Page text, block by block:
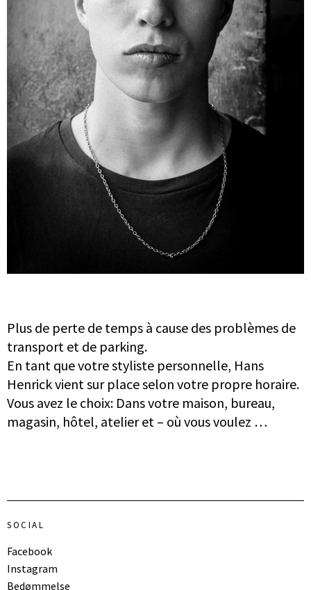
Plus de perte de temps à cause des problèmes de
transport et de parking.
En tant que votre styliste personnelle, Hans
Henrick vient sur place selon votre propre horaire.
Vous avez le choix: Dans votre maison, bureau,
magasin, hôtel, atelier et – où vous voulez …
SOCIAL
Facebook
Instagram
Bedømmelse